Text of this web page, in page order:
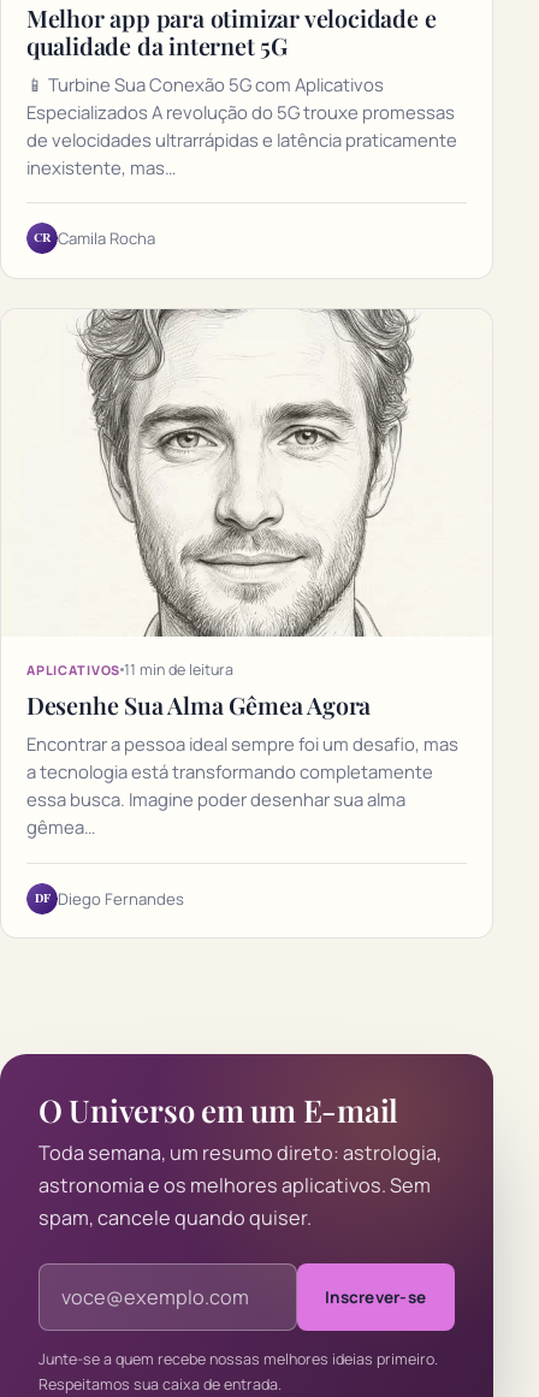
Melhor app para otimizar velocidade e
qualidade da internet 5G
📱 Turbine Sua Conexão 5G com Aplicativos
Especializados A revolução do 5G trouxe promessas
de velocidades ultrarrápidas e latência praticamente
inexistente, mas…
CR Camila Rocha
APLICATIVOS 11 min de leitura
Desenhe Sua Alma Gêmea Agora
Encontrar a pessoa ideal sempre foi um desafio, mas
a tecnologia está transformando completamente
essa busca. Imagine poder desenhar sua alma
gêmea…
DF Diego Fernandes
O Universo em um E-mail
Toda semana, um resumo direto: astrologia,
astronomia e os melhores aplicativos. Sem
spam, cancele quando quiser.
Endereço de e-mail
Inscrever-se
Junte-se a quem recebe nossas melhores ideias primeiro.
Respeitamos sua caixa de entrada.